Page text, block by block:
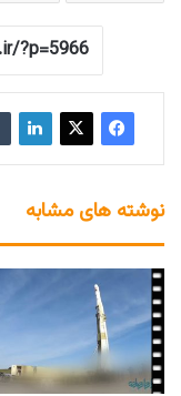
نوشته های مشابه